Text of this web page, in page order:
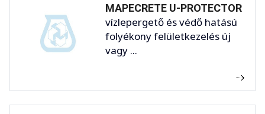
MAPECRETE U-PROTECTOR
vízlepergető és védő hatású
folyékony felületkezelés új
vagy ...